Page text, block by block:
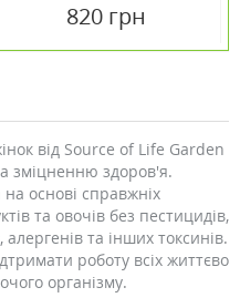
820 грн
від Source of Life Garden
зміцненню здоров'я.
основі справжніх
та овочів без пестицидів,
алергенів та інших токсинів.
роботу всіх життєво
організму.